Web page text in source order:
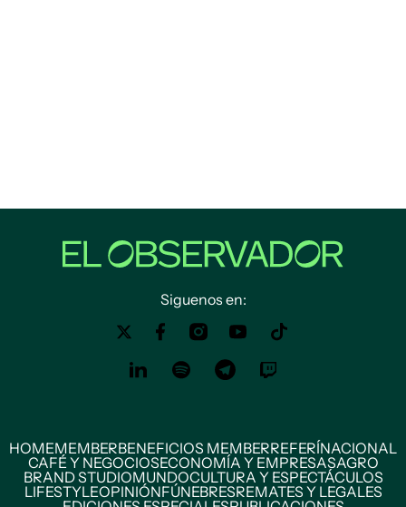
Siguenos en:
HOMEMEMBERBENEFICIOS MEMBERREFERÍNACIONAL
CAFÉ Y NEGOCIOSECONOMÍA Y EMPRESASAGRO
BRAND STUDIOMUNDOCULTURA Y ESPECTÁCULOS
LIFESTYLEOPINIÓNFÚNEBRESREMATES Y LEGALES